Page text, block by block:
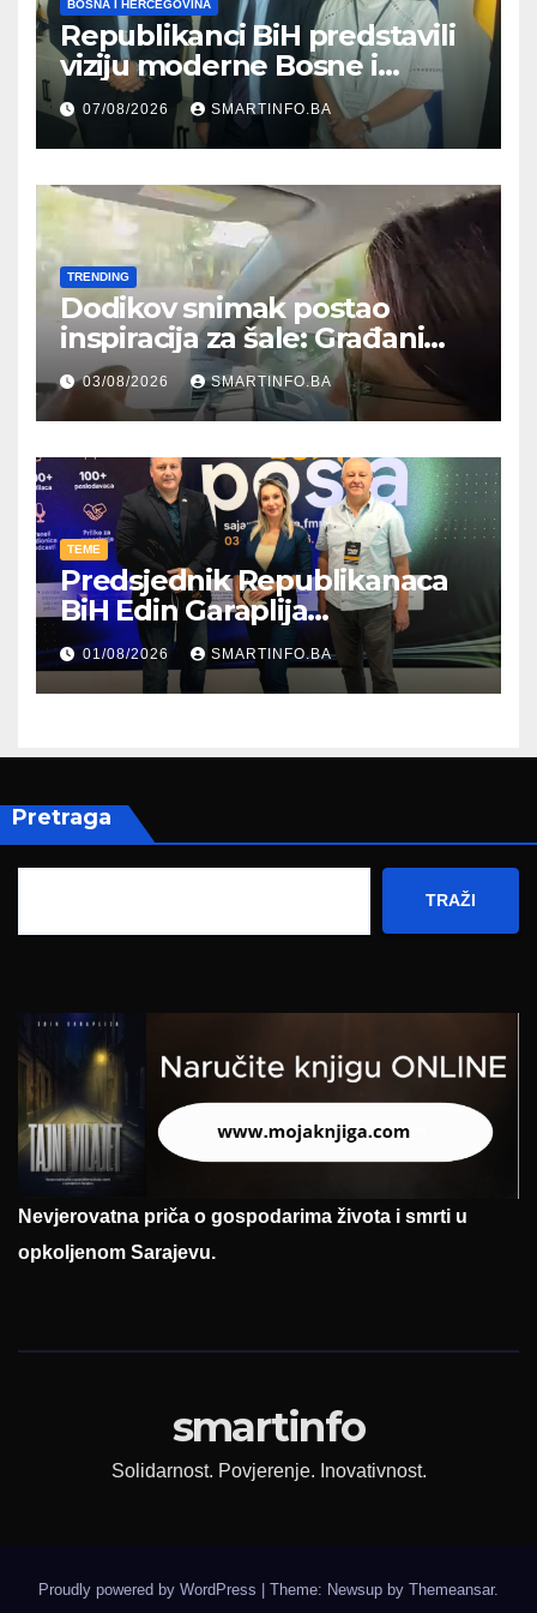
BOSNA I HERCEGOVINA
Republikanci BiH predstavili
viziju moderne Bosne i
Hercegovine ambasadoru
Njemačke
07/08/2026 SMARTINFO.BA
TRENDING
Dodikov snimak postao
inspiracija za šale: Građani
kroz parodiju poslali poruku
03/08/2026 SMARTINFO.BA
TEME
Predsjednik Republikanaca
BiH Edin Garaplija
prisustvovao prezentaciji
Federalnog sajma
zapošljavanja
01/08/2026 SMARTINFO.BA
Pretraga
TRAŽI
Nevjerovatna priča o gospodarima života i smrti u
opkoljenom Sarajevu.
smartinfo
Solidarnost. Povjerenje. Inovativnost.
Proudly powered by WordPress | Theme: Newsup by Themeansar.